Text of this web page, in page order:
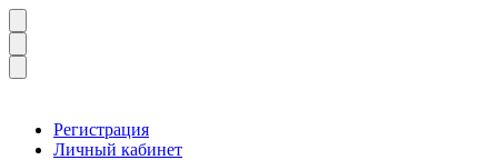
Регистрация
Личный кабинет